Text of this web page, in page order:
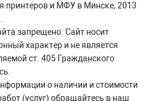
принтеров и МФУ в Минске, 2013
запрещено. Сайт носит
характер и не является
ст. 405 Гражданского
о наличии и стоимости
(услуг) обращайтесь в наш